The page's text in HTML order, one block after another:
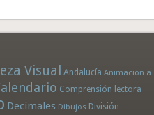
Visual Andalucía Animación a
Comprensión lectora
Decimales Dibujos División